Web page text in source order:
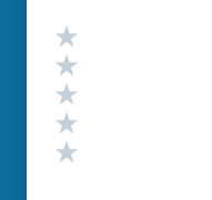
Valutazione